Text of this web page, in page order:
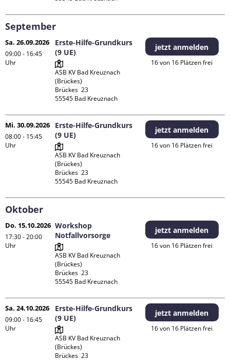
September
Sa. 26.09.2026
09:00 - 16:45
Uhr
Erste-Hilfe-Grundkurs
(9 UE)
ASB KV Bad Kreuznach
(Brückes)
Brückes  23
jetzt anmelden
16 von 16 Plätzen frei
Mi. 30.09.2026
08:00 - 15:45
Uhr
Erste-Hilfe-Grundkurs
(9 UE)
ASB KV Bad Kreuznach
(Brückes)
Brückes  23
jetzt anmelden
16 von 16 Plätzen frei
Oktober
Do. 15.10.2026
17:30 - 20:00
Uhr
Workshop
Notfallvorsorge
ASB KV Bad Kreuznach
(Brückes)
Brückes  23
jetzt anmelden
16 von 16 Plätzen frei
Sa. 24.10.2026
09:00 - 16:45
Uhr
Erste-Hilfe-Grundkurs
(9 UE)
ASB KV Bad Kreuznach
(Brückes)
Brückes  23
jetzt anmelden
16 von 16 Plätzen frei